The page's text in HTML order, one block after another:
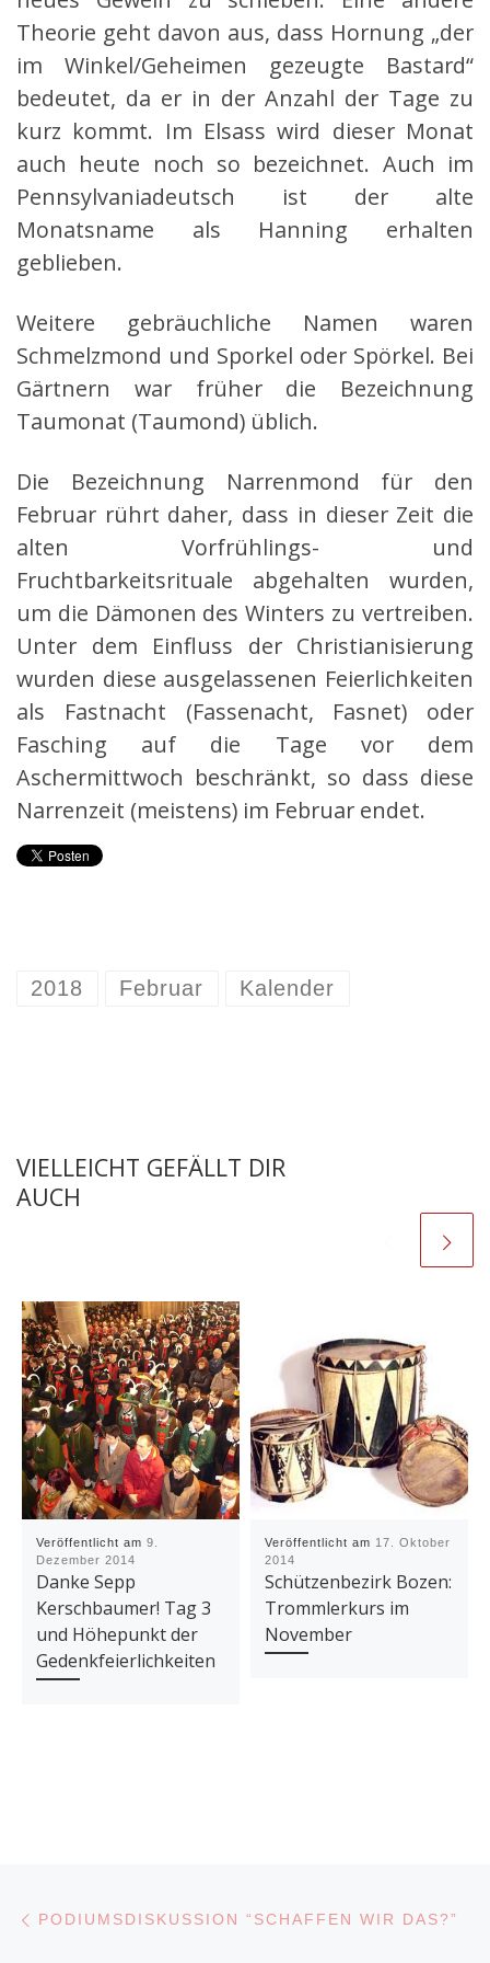
Theorie geht davon aus, dass Hornung „der
im Winkel/Geheimen gezeugte Bastard“
bedeutet, da er in der Anzahl der Tage zu
kurz kommt. Im Elsass wird dieser Monat
auch heute noch so bezeichnet. Auch im
Pennsylvaniadeutsch ist der alte
Monatsname als Hanning erhalten
geblieben.
Weitere gebräuchliche Namen waren
Schmelzmond und Sporkel oder Spörkel. Bei
Gärtnern war früher die Bezeichnung
Taumonat (Taumond) üblich.
Die Bezeichnung Narrenmond für den
Februar rührt daher, dass in dieser Zeit die
alten Vorfrühlings- und
Fruchtbarkeitsrituale abgehalten wurden,
um die Dämonen des Winters zu vertreiben.
Unter dem Einfluss der Christianisierung
wurden diese ausgelassenen Feierlichkeiten
als Fastnacht (Fassenacht, Fasnet) oder
Fasching auf die Tage vor dem
Aschermittwoch beschränkt, so dass diese
Narrenzeit (meistens) im Februar endet.
2018 Februar Kalender
VIELLEICHT GEFÄLLT DIR
AUCH
Veröffentlicht am 9.
Dezember 2014
Danke Sepp
Kerschbaumer! Tag 3
und Höhepunkt der
Gedenkfeierlichkeiten
Veröffentlicht am 17. Oktober
2014
Schützenbezirk Bozen:
Trommlerkurs im
November
PODIUMSDISKUSSION “SCHAFFEN WIR DAS?”